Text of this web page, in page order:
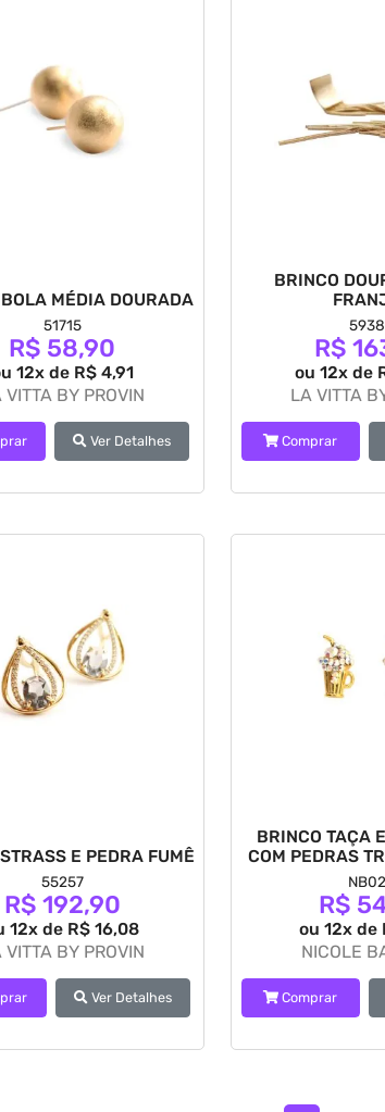
MÉDIA DOURADA
51715
R$ 58,90
12x de R$ 4,91
VITTA BY PROVIN
Ver Detalhes
BRINCO
R$
ou 12x de
LA VITTA
Comprar
E PEDRA FUMÊ
55257
R$ 192,90
12x de R$ 16,08
VITTA BY PROVIN
Ver Detalhes
BRINCO TAÇA
COM PEDRAS
R$
ou 12x de
NICOLE
Comprar